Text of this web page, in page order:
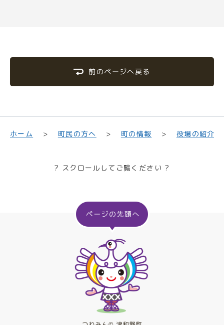
前のページへ戻る
ホーム 町民の方へ 町の情報 役場の紹介
? スクロールしてご覧ください ?